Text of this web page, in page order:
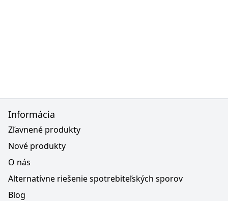
Informácia
Zľavnené produkty
Nové produkty
O nás
Alternatívne riešenie spotrebiteľských sporov
Blog